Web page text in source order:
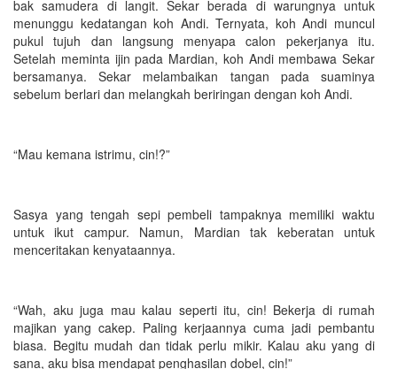
bak samudera di langit. Sekar berada di warungnya untuk
menunggu kedatangan koh Andi. Ternyata, koh Andi muncul
pukul tujuh dan langsung menyapa calon pekerjanya itu.
Setelah meminta ijin pada Mardian, koh Andi membawa Sekar
bersamanya. Sekar melambaikan tangan pada suaminya
sebelum berlari dan melangkah beriringan dengan koh Andi.
“Mau kemana istrimu, cin!?”
Sasya yang tengah sepi pembeli tampaknya memiliki waktu
untuk ikut campur. Namun, Mardian tak keberatan untuk
menceritakan kenyataannya.
“Wah, aku juga mau kalau seperti itu, cin! Bekerja di rumah
majikan yang cakep. Paling kerjaannya cuma jadi pembantu
biasa. Begitu mudah dan tidak perlu mikir. Kalau aku yang di
sana, aku bisa mendapat penghasilan dobel, cin!”